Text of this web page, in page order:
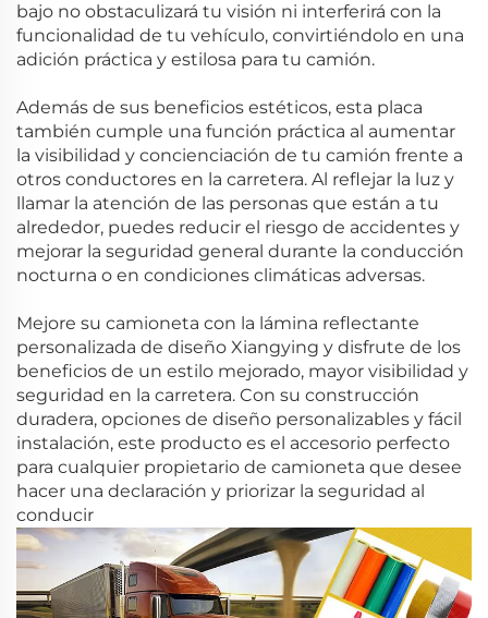
bajo no obstaculizará tu visión ni interferirá con la
funcionalidad de tu vehículo, convirtiéndolo en una
adición práctica y estilosa para tu camión.
Además de sus beneficios estéticos, esta placa
también cumple una función práctica al aumentar
la visibilidad y concienciación de tu camión frente a
otros conductores en la carretera. Al reflejar la luz y
llamar la atención de las personas que están a tu
alrededor, puedes reducir el riesgo de accidentes y
mejorar la seguridad general durante la conducción
nocturna o en condiciones climáticas adversas.
Mejore su camioneta con la lámina reflectante
personalizada de diseño Xiangying y disfrute de los
beneficios de un estilo mejorado, mayor visibilidad y
seguridad en la carretera. Con su construcción
duradera, opciones de diseño personalizables y fácil
instalación, este producto es el accesorio perfecto
para cualquier propietario de camioneta que desee
hacer una declaración y priorizar la seguridad al
conducir